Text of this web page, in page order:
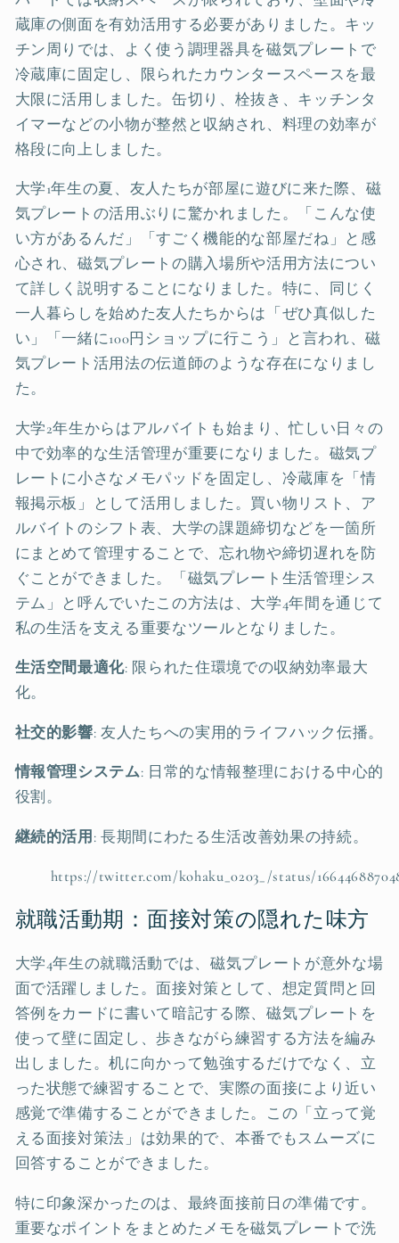
蔵庫の側面を有効活用する必要がありました。キッ
チン周りでは、よく使う調理器具を磁気プレートで
冷蔵庫に固定し、限られたカウンタースペースを最
大限に活用しました。缶切り、栓抜き、キッチンタ
イマーなどの小物が整然と収納され、料理の効率が
格段に向上しました。
大学1年生の夏、友人たちが部屋に遊びに来た際、磁
気プレートの活用ぶりに驚かれました。「こんな使
い方があるんだ」「すごく機能的な部屋だね」と感
心され、磁気プレートの購入場所や活用方法につい
て詳しく説明することになりました。特に、同じく
一人暮らしを始めた友人たちからは「ぜひ真似した
い」「一緒に100円ショップに行こう」と言われ、磁
気プレート活用法の伝道師のような存在になりまし
た。
大学2年生からはアルバイトも始まり、忙しい日々の
中で効率的な生活管理が重要になりました。磁気プ
レートに小さなメモパッドを固定し、冷蔵庫を「情
報掲示板」として活用しました。買い物リスト、ア
ルバイトのシフト表、大学の課題締切などを一箇所
にまとめて管理することで、忘れ物や締切遅れを防
ぐことができました。「磁気プレート生活管理シス
テム」と呼んでいたこの方法は、大学4年間を通じて
私の生活を支える重要なツールとなりました。
生活空間最適化: 限られた住環境での収納効率最大
化。
社交的影響: 友人たちへの実用的ライフハック伝播。
情報管理システム: 日常的な情報整理における中心的
役割。
継続的活用 : 長期間にわたる生活改善効果の持続。
https://twitter.com/kohaku_0203_/status/
就職活動期：面接対策の隠れた味方
大学4年生の就職活動では、磁気プレートが意外な場
面で活躍しました。面接対策として、想定質問と回
答例をカードに書いて暗記する際、磁気プレートを
使って壁に固定し、歩きながら練習する方法を編み
出しました。机に向かって勉強するだけでなく、立
った状態で練習することで、実際の面接により近い
感覚で準備することができました。この「立って覚
える面接対策法」は効果的で、本番でもスムーズに
回答することができました。
特に印象深かったのは、最終面接前日の準備です。
重要なポイントをまとめたメモを磁気プレートで洗